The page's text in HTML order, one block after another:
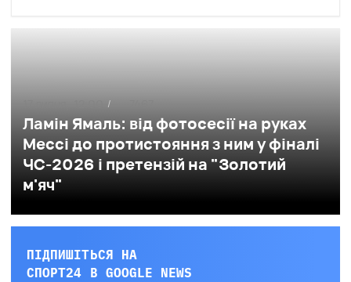
Ламін Ямаль: від фотосесії на руках
Мессі до протистояння з ним у фіналі
ЧС-2026 і претензій на "Золотий
м'яч"
/
ПІДПИШІТЬСЯ НА
СПОРТ24 В GOOGLE NEWS